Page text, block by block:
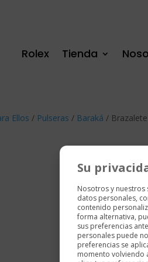
Rolex Tienda
Ellos / Pulseras / Baraká /
Su
Nosotros y nuestros
datos personales,
contenido
forma alternativa,
sus preferencias
personales puede
preferencias se
momento volviendo